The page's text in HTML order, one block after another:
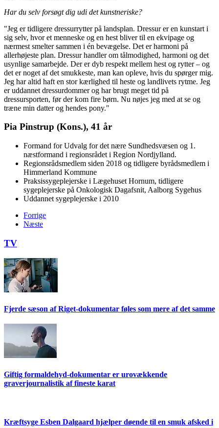
Har du selv forsøgt dig udi det kunstneriske?
"Jeg er tidligere dressurrytter på landsplan. Dressur er en kunstart i
sig selv, hvor et menneske og en hest bliver til en ekvipage og
nærmest smelter sammen i én bevægelse. Det er harmoni på
allerhøjeste plan. Dressur handler om tålmodighed, harmoni og det
usynlige samarbejde. Der er dyb respekt mellem hest og rytter – og
det er noget af det smukkeste, man kan opleve, hvis du spørger mig.
Jeg har altid haft en stor kærlighed til heste og landlivets rytme. Jeg
er uddannet dressurdommer og har brugt meget tid på
dressursporten, før der kom fire børn. Nu nøjes jeg med at se og
træne min datter og hendes pony."
Pia Pinstrup (Kons.), 41 år
Formand for Udvalg for det nære Sundhedsvæsen og 1.
næstformand i regionsrådet i Region Nordjylland.
Regionsrådsmedlem siden 2018 og tidligere byrådsmedlem i
Himmerland Kommune
Praksissygeplejerske i Lægehuset Hornum, tidligere
sygeplejerske på Onkologisk Dagafsnit, Aalborg Sygehus
Uddannet sygeplejerske i 2010
Forrige
Næste
TV
Fjerde sæson af Riget-dokumentar føles som mere af det samme
Giftig formaldehyd-dokumentar er urovækkende
graverjournalistik af fineste karat
Kræftsyge Esben Dalgaard hjælper døende til en smuk afsked i